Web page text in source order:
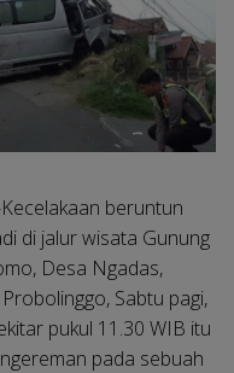
Kecelakaan beruntun
di jalur wisata Gunung
Desa Ngadas,
Sabtu pagi,
pukul 11.30 WIB itu
pada sebuah